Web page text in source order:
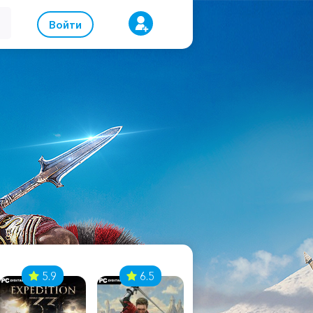
Войти
5.9 6.5 8.1